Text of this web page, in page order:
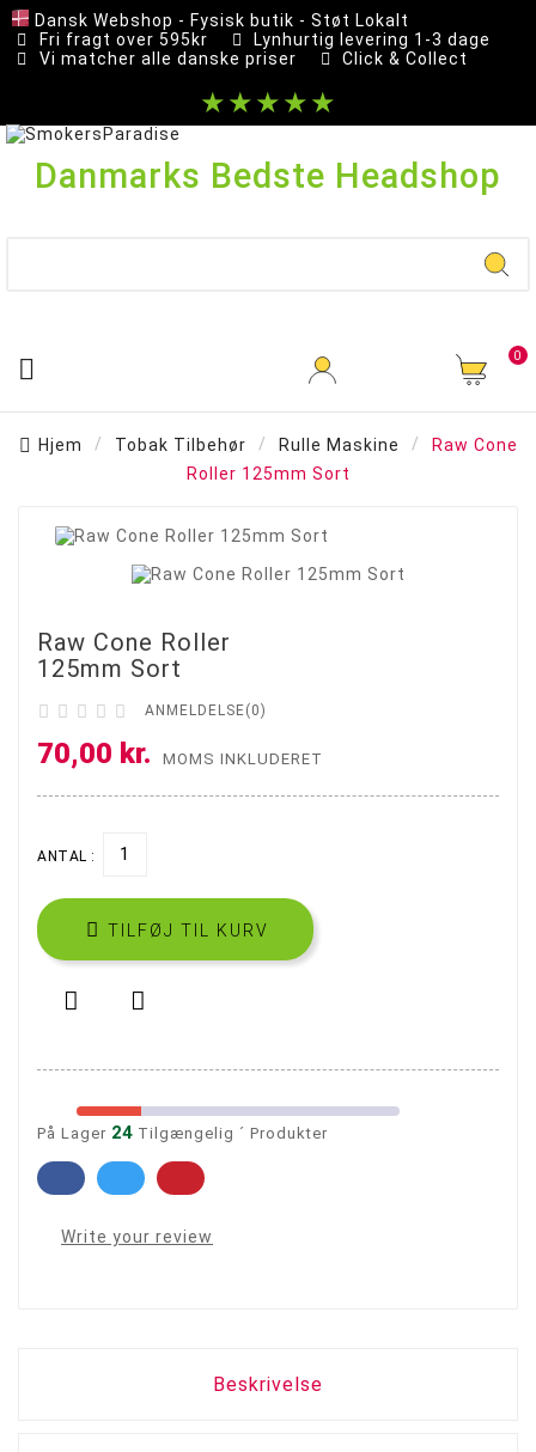
Dansk Webshop - Fysisk butik - Støt Lokalt
Fri fragt over 595kr
Lynhurtig levering 1-3 dage
Vi matcher alle danske priser
Click & Collect
★★★★★
Danmarks Bedste Headshop
 0
Hjem Tobak Tilbehør Rulle Maskine
Raw Cone
Roller 125mm Sort
Raw Cone Roller
125mm Sort
     ANMELDELSE(0)
70,00 kr. MOMS INKLUDERET
ANTAL :
 TILFØJ TIL KURV
 
På Lager 24 Tilgængelig ´ Produkter
Write your review
Beskrivelse